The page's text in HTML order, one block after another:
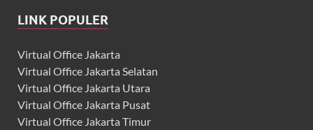
LINK POPULER
Virtual Office Jakarta
Virtual Office Jakarta Selatan
Virtual Office Jakarta Utara
Virtual Office Jakarta Pusat
Virtual Office Jakarta Timur